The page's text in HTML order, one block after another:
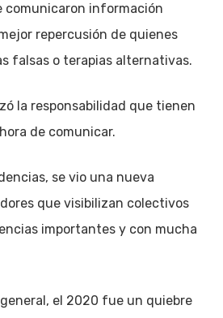
comunicaron información
repercusión de quienes
falsas o terapias alternativas.
la responsabilidad que tienen
de comunicar.
se vio una nueva
que visibilizan colectivos
importantes y con mucha
el 2020 fue un quiebre